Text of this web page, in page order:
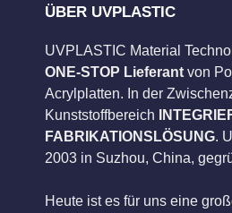
ÜBER UVPLASTIC
UVPLASTIC Material
ONE-STOP Lieferant von
Acrylplatten. In der
Kunststoffbereich
FABRIKATIONSLÖSUNG.
2003 in Suzhou, China,
Heute ist es für uns eine